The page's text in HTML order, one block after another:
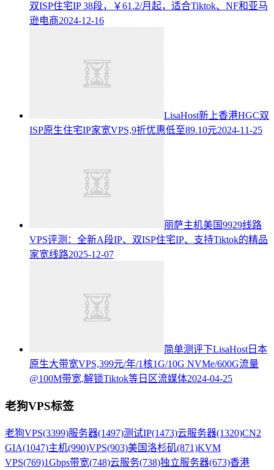
双ISP住宅IP 38段，￥61.2/月起，适合Tiktok、NF和亚马
逊电商2024-12-16
LisaHost新上香港HGC双
ISP原生住宅IP家宽VPS,9折优惠低至89.10元2024-11-25
丽萨主机美国9929线路
VPS评测：全新A段IP、双ISP住宅IP、支持Tiktok的精品
家宽线路2025-12-07
简单测评下LisaHost日本
原生大带宽VPS,399元/年/1核1G/10G NVMe/600G流量
@100M带宽,解锁Tiktok等日区流媒体2024-04-25
老狗VPS标签
老狗VPS(3399)服务器(1497)测试IP(1473)云服务器(1320)CN2
GIA(1047)主机(990)VPS(903)美国洛杉矶(871)KVM
VPS(769)1Gbps带宽(748)云服务(738)独立服务器(673)香港